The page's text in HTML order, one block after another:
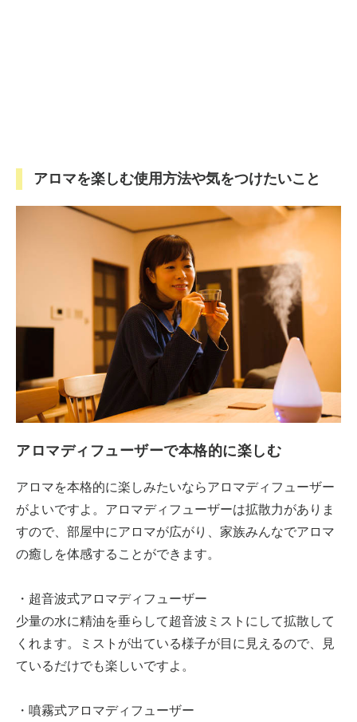
アロマを楽しむ使用方法や気をつけたいこと
アロマディフューザーで本格的に楽しむ
アロマを本格的に楽しみたいならアロマディフューザー
がよいですよ。アロマディフューザーは拡散力がありま
すので、部屋中にアロマが広がり、家族みんなでアロマ
の癒しを体感することができます。
・超音波式アロマディフューザー
少量の水に精油を垂らして超音波ミストにして拡散して
くれます。ミストが出ている様子が目に見えるので、見
ているだけでも楽しいですよ。
・噴霧式アロマディフューザー